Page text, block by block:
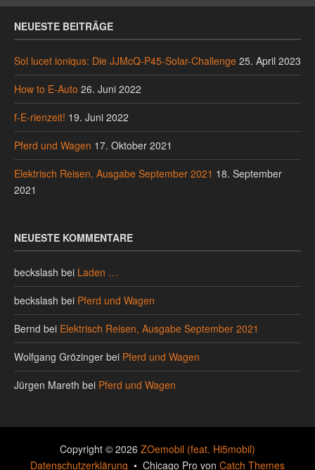
NEUESTE BEITRÄGE
Sol lucet ioniqus: Die JJMcQ-P45-Solar-Challenge 25. April 2023
How to E-Auto 26. Juni 2022
f-E-rienzeit! 19. Juni 2022
Pferd und Wagen 17. Oktober 2021
Elektrisch Reisen, Ausgabe September 2021 18. September
2021
NEUESTE KOMMENTARE
beckslash bei Laden …
beckslash bei Pferd und Wagen
Bernd bei Elektrisch Reisen, Ausgabe September 2021
Wolfgang Grözinger bei Pferd und Wagen
Jürgen Mareth bei Pferd und Wagen
Copyright © 2026 ZOemobil (feat. Hi5mobil)
Datenschutzerklärung • Chicago Pro von Catch Themes